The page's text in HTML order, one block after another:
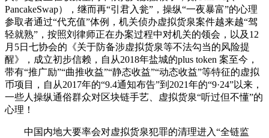
PancakeSwap），继而再“引君入瓮”，操纵“一夜暴富”的心理
参取者通过“代充值”体例，机关侦办虚拟货泉案件越来越“驾
轻就熟”，按照刘律师正在办案过程中对机关的领会，以及12
月5日七协会的《关于防备涉虚拟货泉等不法勾当的风险提
醒》，成立初步信赖，自从2018年盐城的plus token 案至今，
带有“推广励”“曲推收益”“静态收益”“动态收益”等特征的虚拟
币项目，自从2017年的“9.4通知布告”到2021年的“9·24”以来，
一些人操纵通俗群众对区块链手艺、虚拟货泉“听过但不懂”的
心理！
中国内地大要率会对虚拟货泉犯罪的清理进入“全链监